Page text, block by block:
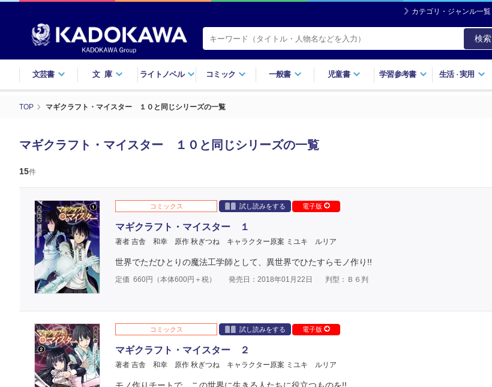
カテゴリ・ジャンル一覧
検索
文芸書 文庫 ライトノベル コミック 一般書 児童書 学習参考書 生活・実用
TOP マギクラフト・マイスター １０と同じシリーズの一覧
マギクラフト・マイスター １０と同じシリーズの一覧
15件
コミックス 試し読みをする 電子版
マギクラフト・マイスター １
著者 吉舎 和幸 原作 秋ぎつね キャラクター原案 ミユキ ルリア
世界でただひとりの魔法工学師として、異世界でひたすらモノ作り!!
定価 660円（本体600円＋税） 発売日：2018年01月22日 判型：Ｂ６判
コミックス 試し読みをする 電子版
マギクラフト・マイスター ２
著者 吉舎 和幸 原作 秋ぎつね キャラクター原案 ミユキ ルリア
モノ作りチートで、この世界に生きる人たちに役立つものを!!